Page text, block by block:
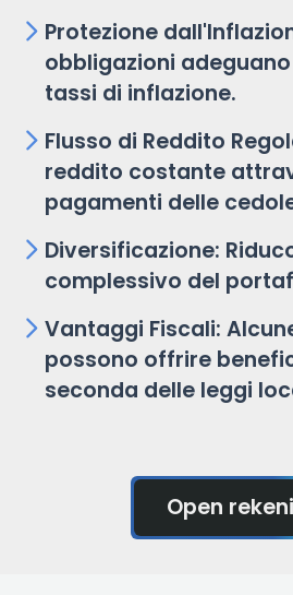
Protezione
obbligazioni
tassi di inflazione.
Flusso di Reddito
reddito costante
pagamenti delle
Diversificazione:
complessivo del
Vantaggi Fiscali:
possono offrire
seconda delle leggi
Open